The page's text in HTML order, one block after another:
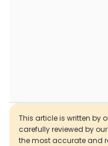
This article is written by
carefully reviewed by
the most accurate and